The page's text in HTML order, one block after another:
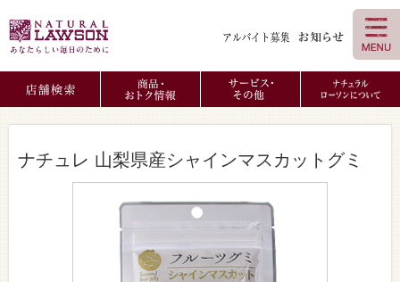
ナチュレ 山梨県産シャインマスカットグミ